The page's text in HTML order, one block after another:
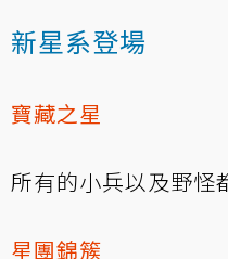
新星系登場
寶藏之星
所有的小兵以及野怪
星團錦簇